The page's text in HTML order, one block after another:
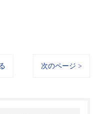
次のページ >